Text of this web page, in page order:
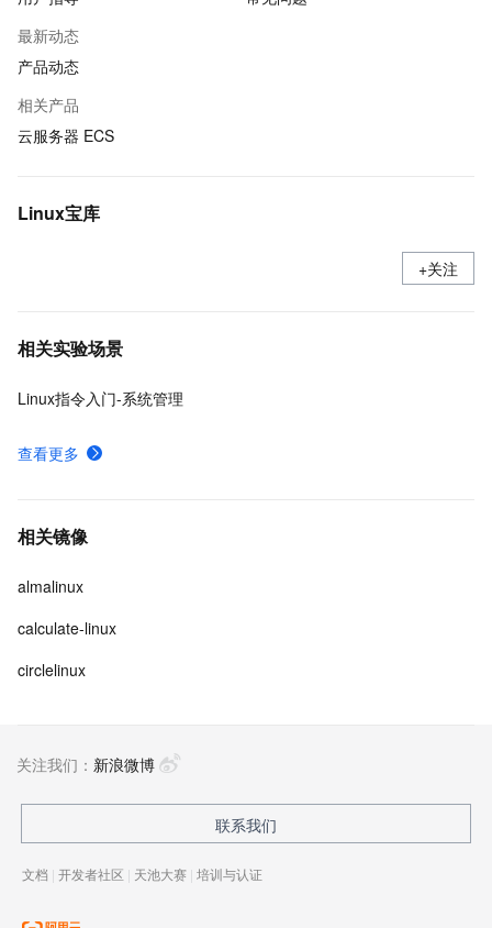
最新动态
产品动态
相关产品
云服务器 ECS
Linux宝库
+关注
相关实验场景
Linux指令入门-系统管理
查看更多
相关镜像
almalinux
calculate-linux
circlelinux
关注我们： 新浪微博
联系我们
文档 | 开发者社区 | 天池大赛 | 培训与认证